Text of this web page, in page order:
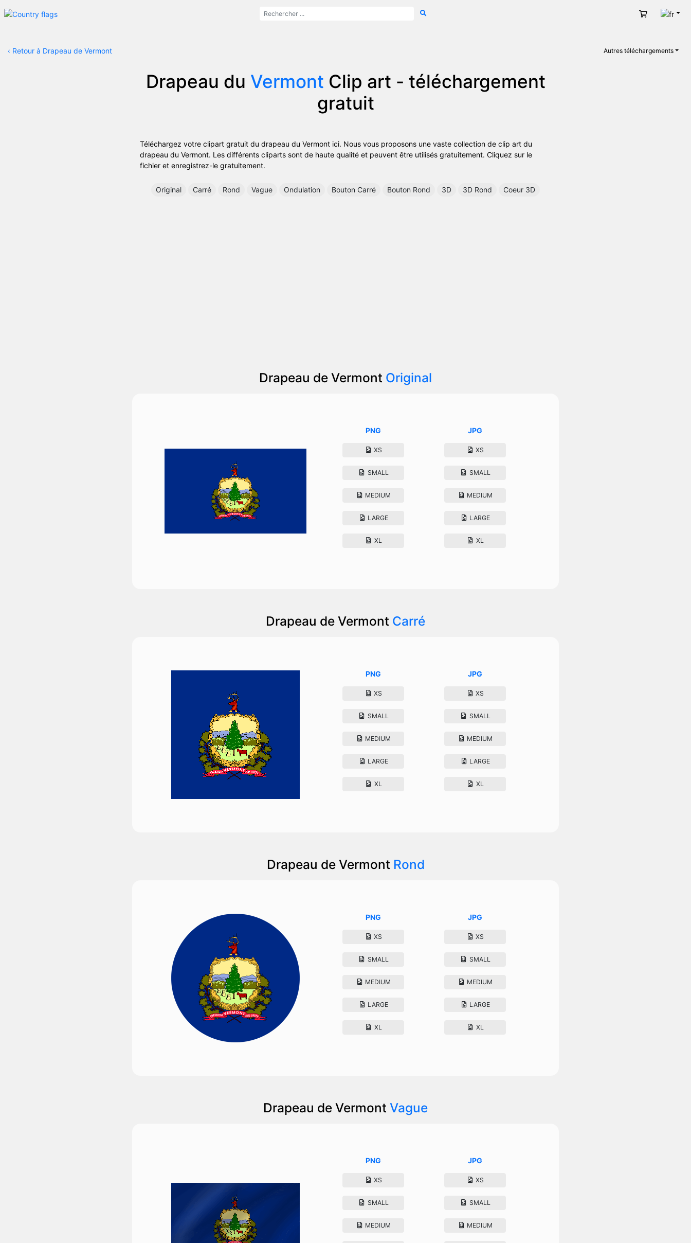
Panier
‹ Retour à Drapeau de Vermont Autres téléchargements
Drapeau du Vermont Clip art - téléchargement
gratuit
Téléchargez votre clipart gratuit du drapeau du Vermont ici. Nous vous proposons une vaste collection de clip art du
drapeau du Vermont. Les différents cliparts sont de haute qualité et peuvent être utilisés gratuitement. Cliquez sur le
fichier et enregistrez-le gratuitement.
Original Carré Rond Vague Ondulation Bouton Carré Bouton Rond 3D 3D Rond Coeur 3D
Drapeau de Vermont Original
PNG
XS
SMALL
MEDIUM
LARGE
XL
JPG
XS
SMALL
MEDIUM
LARGE
XL
Drapeau de Vermont Carré
PNG
XS
SMALL
MEDIUM
LARGE
XL
JPG
XS
SMALL
MEDIUM
LARGE
XL
Drapeau de Vermont Rond
PNG
XS
SMALL
MEDIUM
LARGE
XL
JPG
XS
SMALL
MEDIUM
LARGE
XL
Drapeau de Vermont Vague
PNG
XS
SMALL
MEDIUM
JPG
XS
SMALL
MEDIUM